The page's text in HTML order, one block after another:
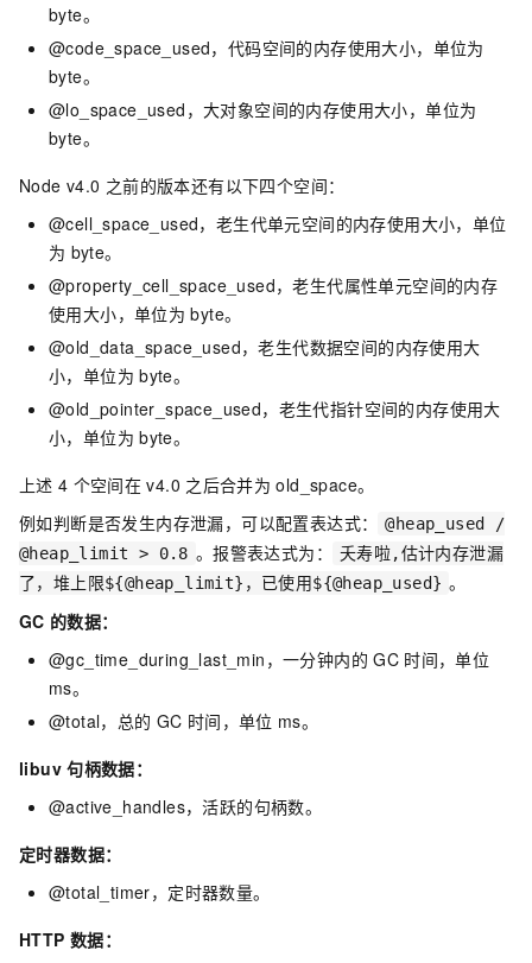
byte。
@code_space_used，代码空间的内存使用大小，单位为
byte。
@lo_space_used，大对象空间的内存使用大小，单位为
byte。
Node v4.0 之前的版本还有以下四个空间：
@cell_space_used，老生代单元空间的内存使用大小，单位
为 byte。
@property_cell_space_used，老生代属性单元空间的内存
使用大小，单位为 byte。
@old_data_space_used，老生代数据空间的内存使用大
小，单位为 byte。
@old_pointer_space_used，老生代指针空间的内存使用大
小，单位为 byte。
上述 4 个空间在 v4.0 之后合并为 old_space。
例如判断是否发生内存泄漏，可以配置表达式：
@heap_used /
@heap_limit > 0.8 。报警表达式为：
夭寿啦,估计内存泄漏
了，堆上限${@heap_limit}，已使用${@heap_used} 。
GC 的数据：
@gc_time_during_last_min，一分钟内的 GC 时间，单位
ms。
@total，总的 GC 时间，单位 ms。
libuv 句柄数据：
@active_handles，活跃的句柄数。
定时器数据：
@total_timer，定时器数量。
HTTP 数据：